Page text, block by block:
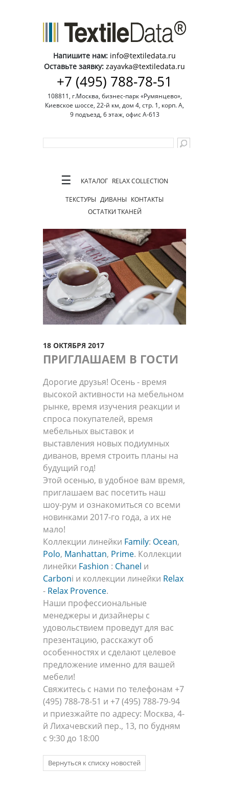
Напишите нам: info@textiledata.ru
Оставьте заявку: zayavka@textiledata.ru
+7 (495) 788-78-51
108811, г.Москва, бизнес-парк «Румянцево»,
Киевское шоссе, 22-й км, дом 4, стр. 1, корп. А,
9 подъезд, 6 этаж, офис А-613
☰ КАТАЛОГ RELAX COLLECTION
ТЕКСТУРЫ ДИВАНЫ КОНТАКТЫ
ОСТАТКИ ТКАНЕЙ
18 ОКТЯБРЯ 2017
ПРИГЛАШАЕМ В ГОСТИ
Дорогие друзья! Осень - время
высокой активности на мебельном
рынке, время изучения реакции и
спроса покупателей, время
мебельных выставок и
выставления новых подиумных
диванов, время строить планы на
будущий год!
Этой осенью, в удобное вам время,
приглашаем вас посетить наш
шоу-рум и ознакомиться со всеми
новинками 2017-го года, а их не
мало!
Коллекции линейки Family: Ocean,
Polo, Manhattan, Prime. Коллекции
линейки Fashion : Chanel и
Carboni и коллекции линейки Relax
- Relax Provence.
Наши профессиональные
менеджеры и дизайнеры с
удовольствием проведут для вас
презентацию, расскажут об
особенностях и сделают целевое
предложение именно для вашей
мебели!
Свяжитесь с нами по телефонам +7
(495) 788-78-51 и +7 (495) 788-79-94
и приезжайте по адресу: Москва, 4-
й Лихачевский пер., 13, по будням
с 9:30 до 18:00
Вернуться к списку новостей